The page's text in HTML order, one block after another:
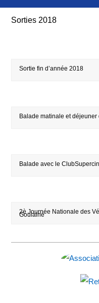
Sorties 2018
Sortie fin d’année 2018
Balade matinale et déjeuner
Balade avec le
2è Journée Nationale des
Goulaine